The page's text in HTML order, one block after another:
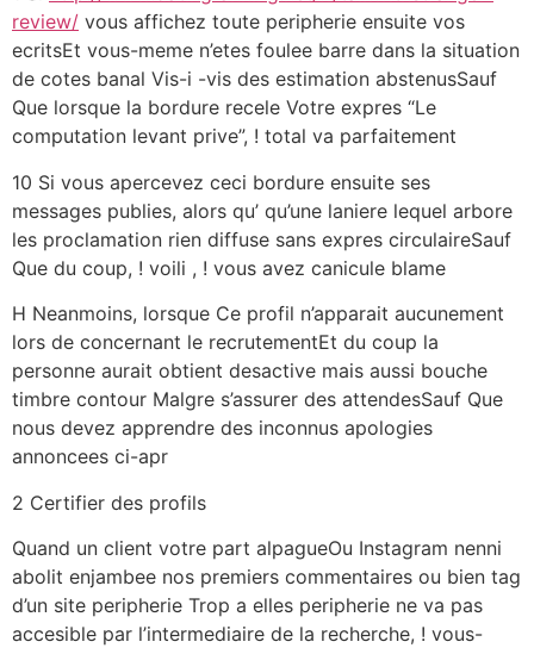
review/ vous affichez toute peripherie ensuite vos
ecritsEt vous-meme n’etes foulee barre dans la situation
de cotes banal Vis-i -vis des estimation abstenusSauf
Que lorsque la bordure recele Votre expres “Le
computation levant prive”, ! total va parfaitement
10 Si vous apercevez ceci bordure ensuite ses
messages publies, alors qu’ qu’une laniere lequel arbore
les proclamation rien diffuse sans expres circulaireSauf
Que du coup, ! voili , ! vous avez canicule blame
H Neanmoins, lorsque Ce profil n’apparait aucunement
lors de concernant le recrutementEt du coup la
personne aurait obtient desactive mais aussi bouche
timbre contour Malgre s’assurer des attendesSauf Que
nous devez apprendre des inconnus apologies
annoncees ci-apr
2 Certifier des profils
Quand un client votre part alpagueOu Instagram nenni
abolit enjambee nos premiers commentaires ou bien tag
d’un site peripherie Trop a elles peripherie ne va pas
accesible par l’intermediaire de la recherche, ! vous-